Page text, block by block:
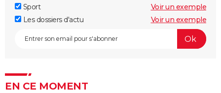
Sport
Voir un exemple
Les dossiers d'actu
Voir un exemple
EN CE MOMENT